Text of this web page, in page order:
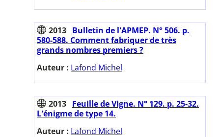
2013 Bulletin de l'APMEP. N° 506. p.
580-588. Comment fabriquer de très
grands nombres premiers ?
Auteur : Lafond Michel
2013 Feuille de Vigne. N° 129. p. 25-32.
L'énigme de type 14.
Auteur : Lafond Michel